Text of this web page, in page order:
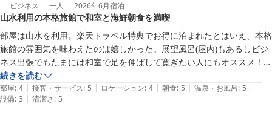
ビジネス 一人 2026年6月宿泊
山水利用の本格旅館で和室と海鮮朝食を満喫
部屋は山水を利用。楽天トラベル特典でお得に泊まれたとはいえ、本格
旅館の雰囲気を味わえたのは嬉しかった。展望風呂(屋内)もあるしビジ
ネス出張でもたまには和室で足を伸ばして寛ぎたい人にもオススメ！
朝食は和膳で地産の海鮮が堪能できました。また是非別な季節に来てみ
たい。
続きを読む
部屋: 4 | 接客・サービス: 5 | ロケーション: 4 | 朝食: 5 | 温泉・お風呂: 5 |
設備: 3 | 清潔さ: 5